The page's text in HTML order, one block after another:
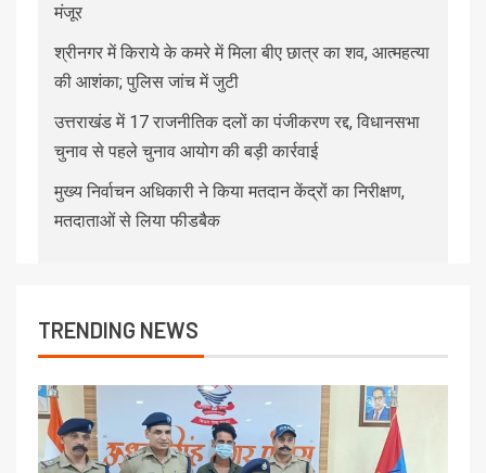
मंजूर
श्रीनगर में किराये के कमरे में मिला बीए छात्र का शव, आत्महत्या
की आशंका; पुलिस जांच में जुटी
उत्तराखंड में 17 राजनीतिक दलों का पंजीकरण रद्द, विधानसभा
चुनाव से पहले चुनाव आयोग की बड़ी कार्रवाई
मुख्य निर्वाचन अधिकारी ने किया मतदान केंद्रों का निरीक्षण,
मतदाताओं से लिया फीडबैक
TRENDING NEWS